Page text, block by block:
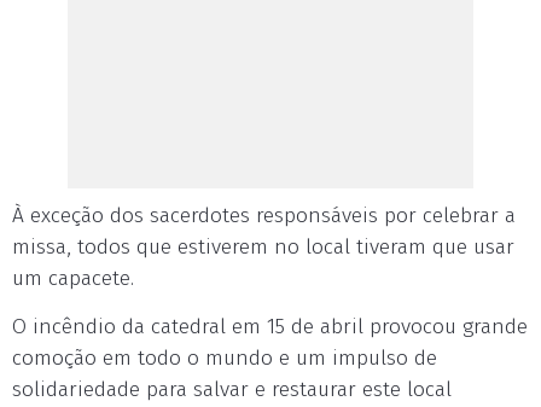
À exceção dos sacerdotes responsáveis por celebrar a
missa, todos que estiverem no local tiveram que usar
um capacete.
O incêndio da catedral em 15 de abril provocou grande
comoção em todo o mundo e um impulso de
solidariedade para salvar e restaurar este local